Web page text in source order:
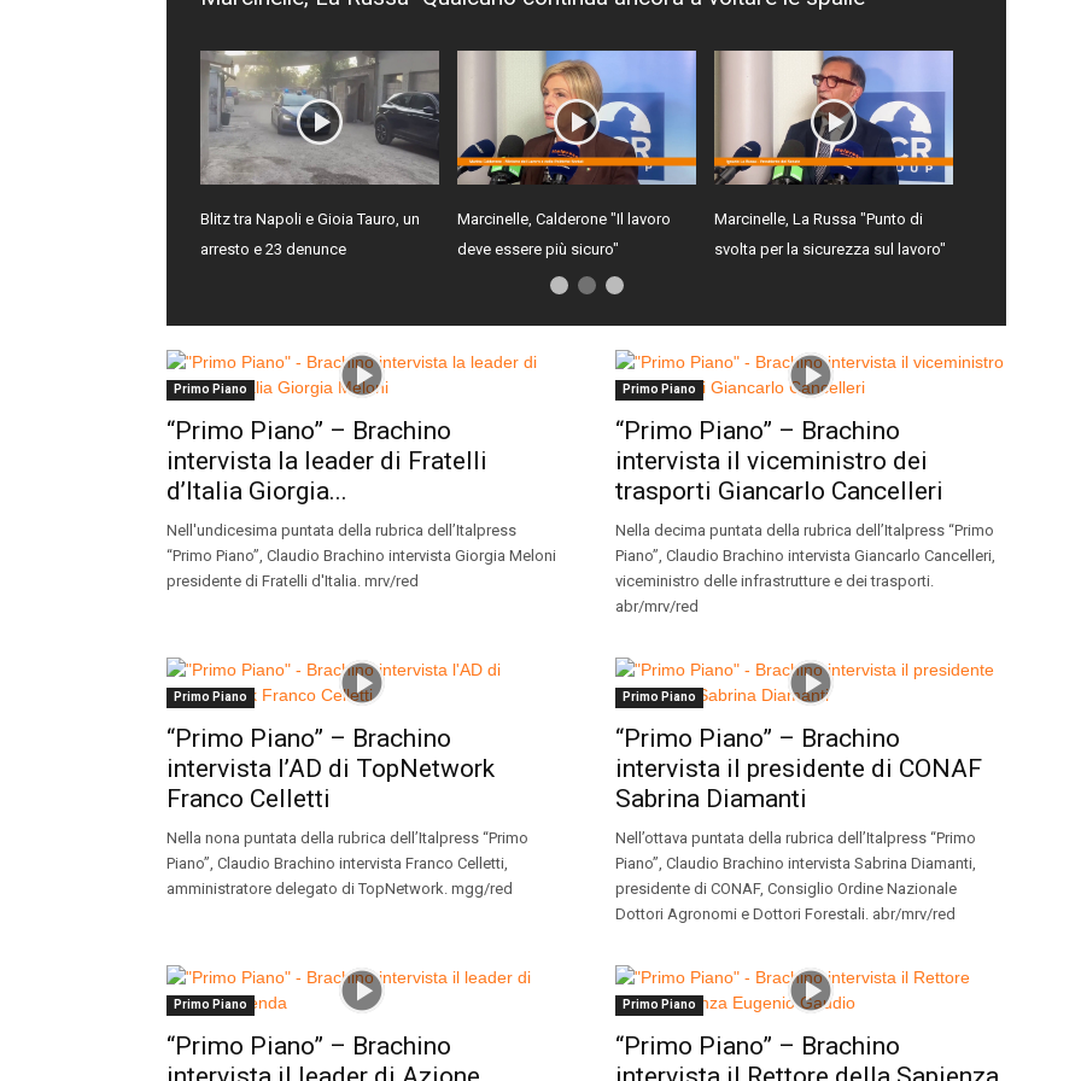
Blitz tra Napoli e Gioia Tauro, un
arresto e 23 denunce
Marcinelle, Calderone "Il lavoro
deve essere più sicuro"
Marcinelle, La Russa "Punto di
svolta per la sicurezza sul lavoro"
Primo Piano
“Primo Piano” – Brachino
intervista la leader di Fratelli
d’Italia Giorgia...
Nell'undicesima puntata della rubrica dell’Italpress
“Primo Piano”, Claudio Brachino intervista Giorgia Meloni
presidente di Fratelli d'Italia. mrv/red
Primo Piano
“Primo Piano” – Brachino
intervista il viceministro dei
trasporti Giancarlo Cancelleri
Nella decima puntata della rubrica dell’Italpress “Primo
Piano”, Claudio Brachino intervista Giancarlo Cancelleri,
viceministro delle infrastrutture e dei trasporti.
abr/mrv/red
Primo Piano
“Primo Piano” – Brachino
intervista l’AD di TopNetwork
Franco Celletti
Nella nona puntata della rubrica dell’Italpress “Primo
Piano”, Claudio Brachino intervista Franco Celletti,
amministratore delegato di TopNetwork. mgg/red
Primo Piano
“Primo Piano” – Brachino
intervista il presidente di CONAF
Sabrina Diamanti
Nell’ottava puntata della rubrica dell’Italpress “Primo
Piano”, Claudio Brachino intervista Sabrina Diamanti,
presidente di CONAF, Consiglio Ordine Nazionale
Dottori Agronomi e Dottori Forestali. abr/mrv/red
Primo Piano
“Primo Piano” – Brachino
Primo Piano
“Primo Piano” – Brachino